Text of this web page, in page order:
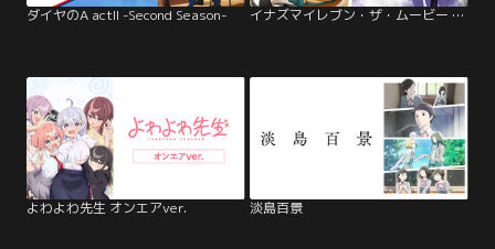
ダイヤのA actII -Second Season- イナズマイレブン・ザ・ムービー 2025
よわよわ先生 オンエアver. 淡島百景